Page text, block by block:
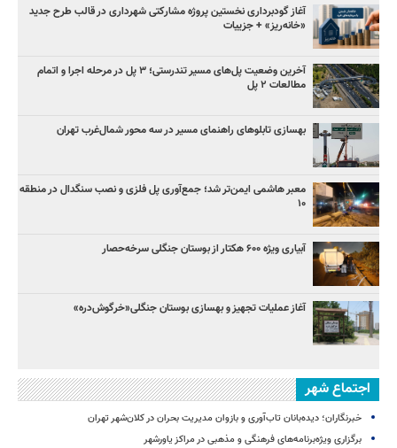
آغاز گودبرداری نخستین پروژه مشارکتی شهرداری در قالب طرح جدید
«خانه‌ریز» + جزییات
آخرین وضعیت پل‌های مسیر تندرستی؛ ۳ پل در مرحله اجرا و اتمام
مطالعات ۲ پل
بهسازی تابلوهای راهنمای مسیر در سه محور شمال‌غرب تهران
معبر هاشمی ایمن‌تر شد؛ جمع‌آوری پل فلزی و نصب سنگدال در منطقه
۱۰
آبیاری ویژه ۶۰۰ هکتار از بوستان جنگلی سرخه‌حصار
آغاز عملیات تجهیز و بهسازی بوستان جنگلی«خرگوش‌دره»
اجتماع شهر
خبرنگاران؛ دیده‌بانان تاب‌آوری و بازوان مدیریت بحران در کلان‌شهر تهران
برگزاری ویژه‌برنامه‌های فرهنگی و مذهبی در مراکز یاورشهر